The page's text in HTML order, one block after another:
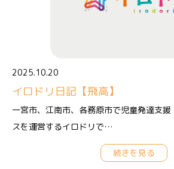
2025.10.20
イロドリ日記【飛高】
一宮市、江南市、各務原市で児童発達支
スを運営するイロドリで…
続きを見る